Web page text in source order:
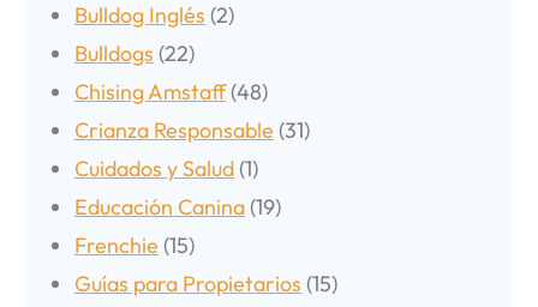
Bulldog Inglés (2)
Bulldogs (22)
Chising Amstaff(48)
Crianza Responsable (31)
Cuidados y Salud (1)
Educación Canina (19)
Frenchie (15)
Guías para Propietarios (15)